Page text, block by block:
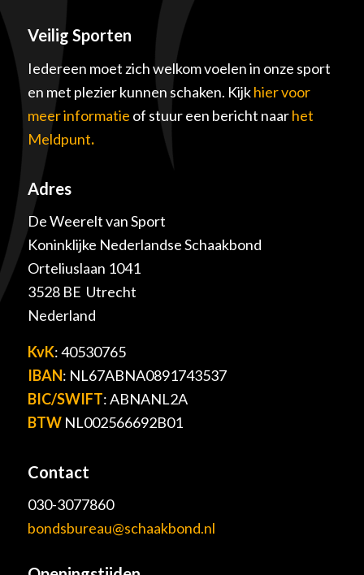
Veilig Sporten
Iedereen moet zich welkom voelen in onze sport
en met plezier kunnen schaken. Kijkhier voor
meer informatie of stuur een bericht naarhet
Meldpunt.
Adres
De Weerelt van Sport
Koninklijke Nederlandse Schaakbond
Orteliuslaan 1041
3528 BE Utrecht
Nederland
KvK: 40530765
IBAN: NL67ABNA0891743537
BIC/SWIFT: ABNANL2A
BTWNL002566692B01
Contact
030-3077860
bondsbureau@schaakbond.nl